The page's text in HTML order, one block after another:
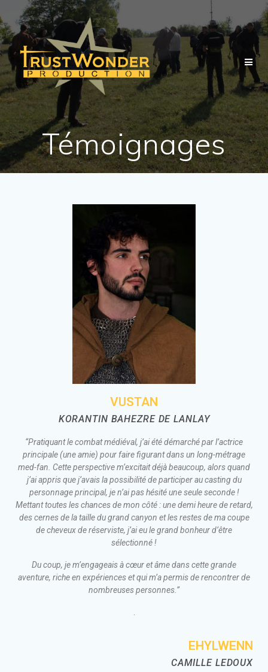
Témoignages
VUSTAN
KORANTIN BAHEZRE DE LANLAY
“Pratiquant le combat médiéval, j’ai été démarché par l’actrice
principale (une amie) pour faire figurant dans un long-métrage
med-fan. Cette perspective m’excitait déjà beaucoup, alors quand
j’ai appris que j’avais la possibilité de participer au casting du
personnage principal, je n’ai pas hésité une seule seconde !
Mettant toutes les chances de mon côté : une demi heure de retard,
des cernes de la taille du grand canyon et les restes de ma coupe
de cheveux de réserviste, j’ai eu le grand bonheur d’être
sélectionné !
Du coup, je m’engageais à cœur et âme dans cette grande
aventure, riche en expériences et qui m’a permis de rencontrer de
nombreuses personnes.”
.
EHYLWENN
CAMILLE LEDOUX